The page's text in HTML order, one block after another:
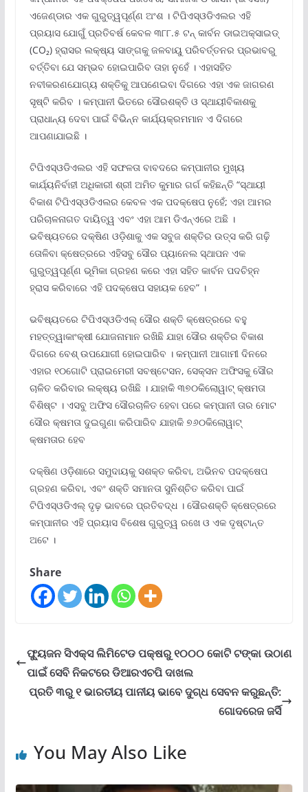
ଏଜେଣ୍ଡାର ଏକ ଗୁରୁତ୍ୱପୂର୍ଣ୍ଣ ଅଂଶ । ଟିପିଏସ୍ଓଡିଏଲର ଏହି
ପ୍ରୟାସ ଯୋଗୁଁ ପ୍ରତିବର୍ଷ କେବଳ ୩୮୮.୫ ଟନ୍ କାର୍ବନ ଡାଇଅକ୍ସାଇଡ୍
(CO₂) ହ୍ରାସର ଲକ୍ଷ୍ୟ ସାଙ୍ଗକୁ ଜଳବାୟୁ ପରିବର୍ତ୍ତନର ପ୍ରଭାବରୁ
ବର୍ତ୍ତିବା ଯେ ସମ୍ଭବ ହୋଇପାରିବ ତାହା ନୁହେଁ । ଏହାସହିତ
ନବୀକରଣଯୋଗ୍ୟ ଶକ୍ତିକୁ ଆପଣେଇବା ଦିଗରେ ଏହା ଏକ ଜାଗରଣ
ସୃଷ୍ଟି କରିବ । କମ୍ପାନୀ ଭିତରେ ସୌରଶକ୍ତି ଓ ସ୍ଥାୟୀବିକାଶକୁ
ପ୍ରାଧାନ୍ୟ ଦେବା ପାଇଁ ବିଭିନ୍ନ କାର୍ଯ୍ୟକ୍ରମମାନ ଏ ଦିଗରେ
ଆପଣାଯାଇଛି ।
ଟିପିଏସ୍ଓଡିଏଲର ଏହି ସଫଳତା ବାବଦରେ କମ୍ପାନୀର ମୁଖ୍ୟ
କାର୍ଯ୍ୟନିର୍ବାହୀ ଅଧିକାରୀ ଶ୍ରୀ ଅମିତ କୁମାର ଗର୍ଗ କହିଛନ୍ତି “ସ୍ଥାୟୀ
ବିକାଶ ଟିପିଏସ୍ଓଡିଏଲର କେବଳ ଏକ ପଦକ୍ଷେପ ନୁହେଁ; ଏହା ଆମର
ପରିଚାଳନାଗତ ଦାୟିତ୍ୱ ଏବଂ ଏହା ଆମ ଡିଏନ୍ଏରେ ଅଛି ।
ଭବିଷ୍ୟତରେ ଦକ୍ଷିଣ ଓଡ଼ିଶାକୁ ଏକ ସବୁଜ ଶକ୍ତିର ଉତ୍ସ କରି ଗଢ଼ି
ତୋଳିବା କ୍ଷେତ୍ରରେ ଏହିସବୁ ସୌର ପ୍ୟାନେଲ ସ୍ଥାପନ ଏକ
ଗୁରୁତ୍ୱପୂର୍ଣ୍ଣ ଭୂମିକା ଗ୍ରହଣ କରେ ଏହା ସହିତ କାର୍ବନ ପଦଚିହ୍ନ
ହ୍ରାସ କରିବାରେ ଏହି ପଦକ୍ଷେପ ସହାୟକ ହେବ” ।
ଭବିଷ୍ୟତରେ ଟିପିଏସ୍ଓଡିଏଲ୍ ସୌର ଶକ୍ତି କ୍ଷେତ୍ରରେ ବହୁ
ମହତ୍ତ୍ୱାକାଂକ୍ଷୀ ଯୋଜନାମାନ ରଖିଛି ଯାହା ସୌର ଶକ୍ତିର ବିକାଶ
ଦିଗରେ ବେଶ୍ ଉପଯୋଗୀ ହୋଇପାରିବ । କମ୍ପାନୀ ଆଗାମୀ ଦିନରେ
ଏହାର ୧୦ଗୋଟି ପ୍ରାଇମେରୀ ସବଷ୍ଟେସନ, ସେକ୍ସନ ଅଫିସକୁ ସୌର
ଚାଳିତ କରିବାର ଲକ୍ଷ୍ୟ ରଖିଛି । ଯାହାକି ୩୭୦କିଲୋୱାଟ୍ କ୍ଷମତା
ବିଶିଷ୍ଟ । ଏସବୁ ଅଫିସ ସୌରଚାଳିତ ହେବା ପରେ କମ୍ପାନୀ ତାର ମୋଟ
ସୌର କ୍ଷମତା ଦୁଇଗୁଣା କରିପାରିବ ଯାହାକି ୭୬୦କିଲୋୱାଟ୍
କ୍ଷମତାର ହେବ
ଦକ୍ଷିଣ ଓଡ଼ିଶାରେ ସମୁଦାୟକୁ ସଶକ୍ତ କରିବା, ଅଭିନବ ପଦକ୍ଷେପ
ଗ୍ରହଣ କରିବା, ଏବଂ ଶକ୍ତି ସମାନତା ସୁନିଶ୍ଚିତ କରିବା ପାଇଁ
ଟିପିଏସ୍ଓଡିଏଲ୍ ଦୃଢ଼ ଭାବରେ ପ୍ରତିବଦ୍ଧ । ସୌରଶକ୍ତି କ୍ଷେତ୍ରରେ
କମ୍ପାନୀର ଏହି ପ୍ରୟାସ ବିଶେଷ ଗୁରୁତ୍ୱ ରଖେ ଓ ଏକ ଦୃଷ୍ଟାନ୍ତ
ଅଟେ ।
Share
ଫ୍ୟୁଜନ ସିଏକ୍ସ ଲିମିଟେଡ ପକ୍ଷରୁ ୧୦୦୦ କୋଟି ଟଙ୍କା ଉଠାଣ
ପାଇଁ ସେବି ନିକଟରେ ଡିଆରଏଚପି ଦାଖଲ
ପ୍ରତି ୩ରୁ ୧ ଭାରତୀୟ ପାନୀୟ ଭାବେ ଦୁଗ୍ଧ ସେବନ କରୁଛନ୍ତି:
ଗୋଦରେଜ ଜର୍ସି
You May Also Like